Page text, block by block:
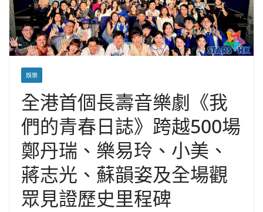
娛樂
全港首個長壽音樂劇《我
們的青春日誌》跨越500場
鄭丹瑞、樂易玲、小美、
蔣志光、蘇韻姿及全場觀
眾見證歷史里程碑